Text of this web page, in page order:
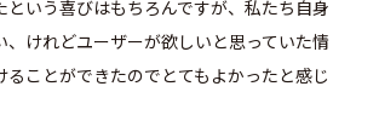
という喜びはもちろんですが、私たち自身
、けれどユーザーが欲しいと思っていた情
ることができたのでとてもよかったと感じ